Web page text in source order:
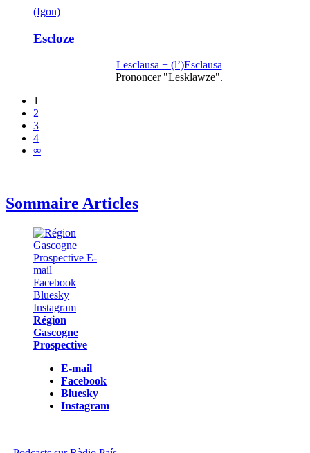
(Igon)
Escloze
Lesclausa + (l’)Esclausa
Prononcer "Lesklawze".
1
2
3
4
∞
Sommaire Articles
Région
Gascogne
Prospective
E-mail
Facebook
Bluesky
Instagram